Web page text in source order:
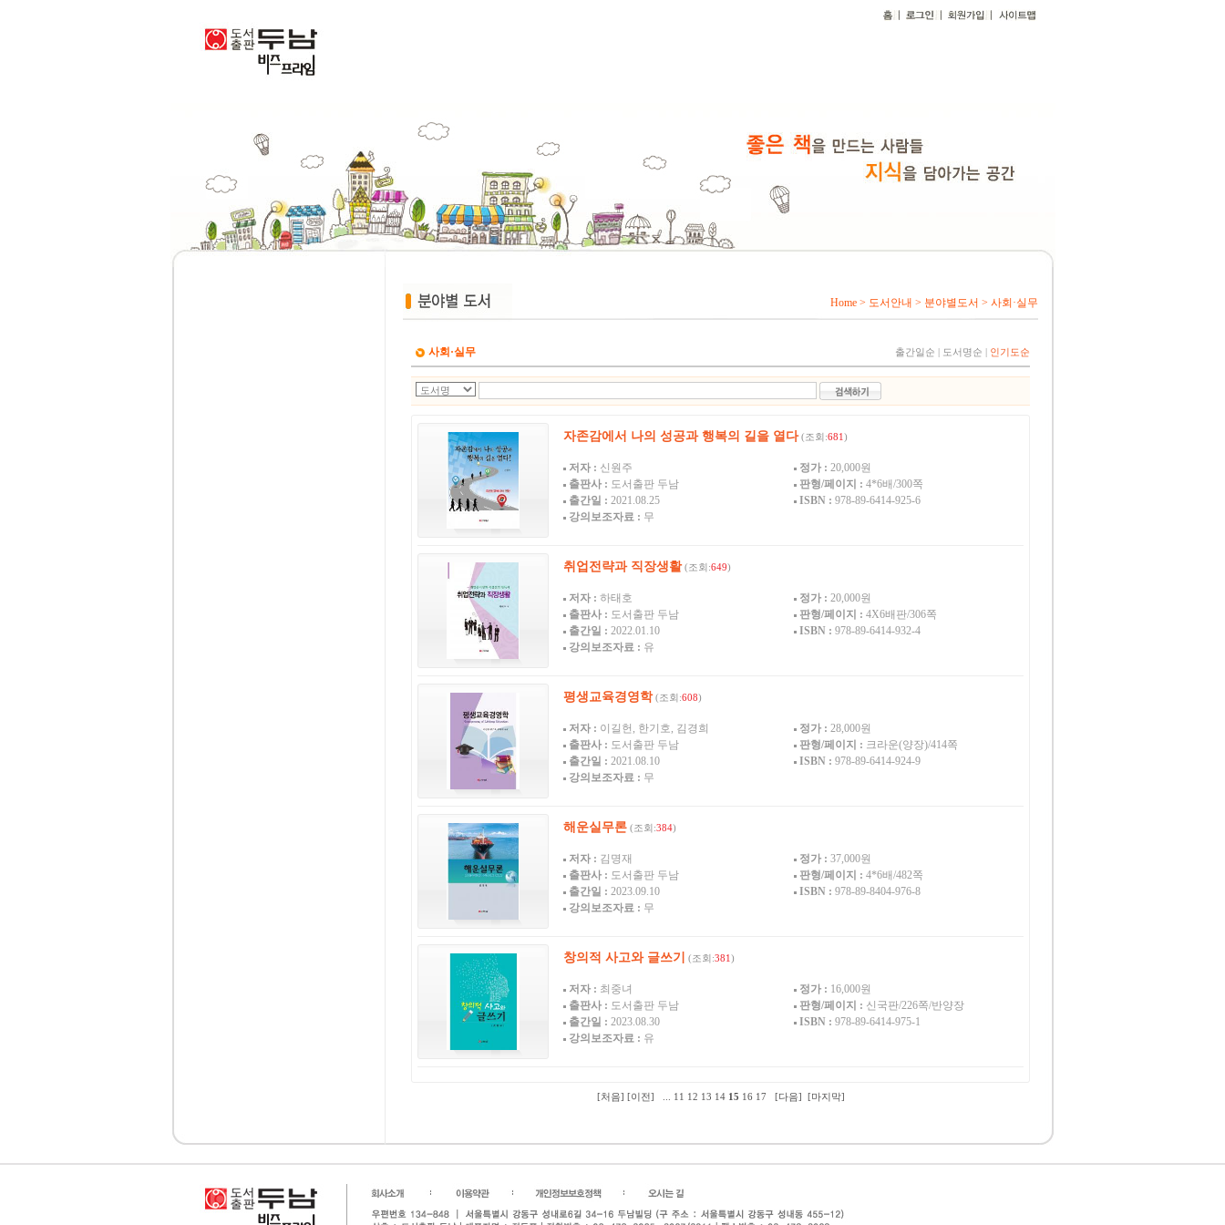
Home > 도서안내 > 분야별도서 > 사회·실무
사회·실무 출간일순 | 도서명순 | 인기도순
자존감에서 나의 성공과 행복의 길을 열다 (조회:681)
저자 : 신원주 정가 : 20,000원
출판사 : 도서출판 두남 판형/페이지 : 4*6배/300쪽
출간일 : 2021.08.25 ISBN : 978-89-6414-925-6
강의보조자료 : 무
취업전략과 직장생활 (조회:649)
저자 : 하태호 정가 : 20,000원
출판사 : 도서출판 두남 판형/페이지 : 4X6배판/306쪽
출간일 : 2022.01.10 ISBN : 978-89-6414-932-4
강의보조자료 : 유
평생교육경영학 (조회:608)
저자 : 이길헌, 한기호, 김경희 정가 : 28,000원
출판사 : 도서출판 두남 판형/페이지 : 크라운(양장)/414쪽
출간일 : 2021.08.10 ISBN : 978-89-6414-924-9
강의보조자료 : 무
해운실무론 (조회:384)
저자 : 김명재 정가 : 37,000원
출판사 : 도서출판 두남 판형/페이지 : 4*6배/482쪽
출간일 : 2023.09.10 ISBN : 978-89-8404-976-8
강의보조자료 : 무
창의적 사고와 글쓰기 (조회:381)
저자 : 최중녀 정가 : 16,000원
출판사 : 도서출판 두남 판형/페이지 : 신국판/226쪽/반양장
출간일 : 2023.08.30 ISBN : 978-89-6414-975-1
강의보조자료 : 유
[처음] [이전] 11 12 13 14 15 16 17 [다음] [마지막]